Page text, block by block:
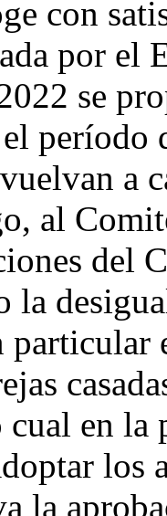
con
por el
se
período
a
al
del
la
en la
los
la